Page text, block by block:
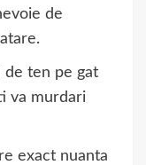
de
de ten pe gat
va murdari
exact nuanta